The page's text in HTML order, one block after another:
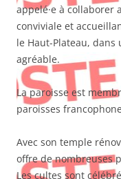
appelé·e à collaborer
conviviale et
le Haut-Plateau,
agréable.
La paroisse est
paroisses
Avec son temple
offre de nombreuses
Les cultes sont